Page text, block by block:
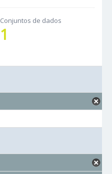
Conjuntos de dados
1